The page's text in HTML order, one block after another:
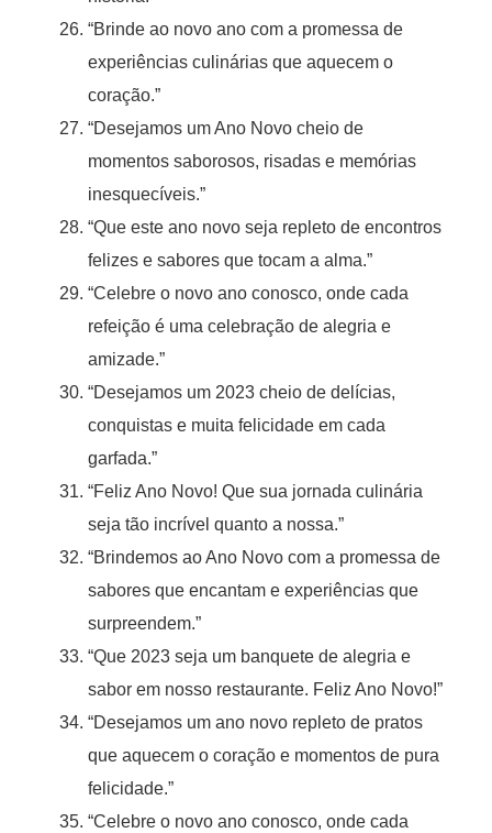
“Brinde ao novo ano com a promessa de
experiências culinárias que aquecem o
coração.”
“Desejamos um Ano Novo cheio de
momentos saborosos, risadas e memórias
inesquecíveis.”
“Que este ano novo seja repleto de encontros
felizes e sabores que tocam a alma.”
“Celebre o novo ano conosco, onde cada
refeição é uma celebração de alegria e
amizade.”
“Desejamos um 2023 cheio de delícias,
conquistas e muita felicidade em cada
garfada.”
“Feliz Ano Novo! Que sua jornada culinária
seja tão incrível quanto a nossa.”
“Brindemos ao Ano Novo com a promessa de
sabores que encantam e experiências que
surpreendem.”
“Que 2023 seja um banquete de alegria e
sabor em nosso restaurante. Feliz Ano Novo!”
“Desejamos um ano novo repleto de pratos
que aquecem o coração e momentos de pura
felicidade.”
“Celebre o novo ano conosco, onde cada